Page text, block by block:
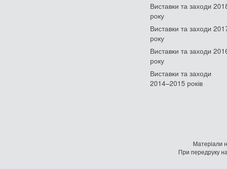
Виставки та заходи
року
Виставки та заходи
року
Виставки та заходи
року
Виставки та заходи
2014–2015 років
Матеріали
При передруку